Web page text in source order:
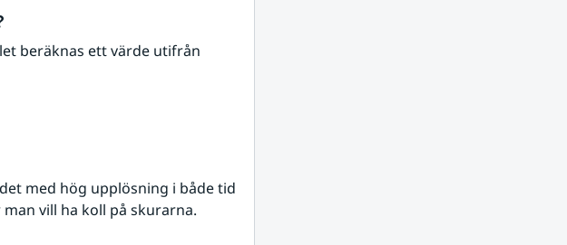
beräknas ett värde utifrån
med hög upplösning i både tid
vill ha koll på skurarna.